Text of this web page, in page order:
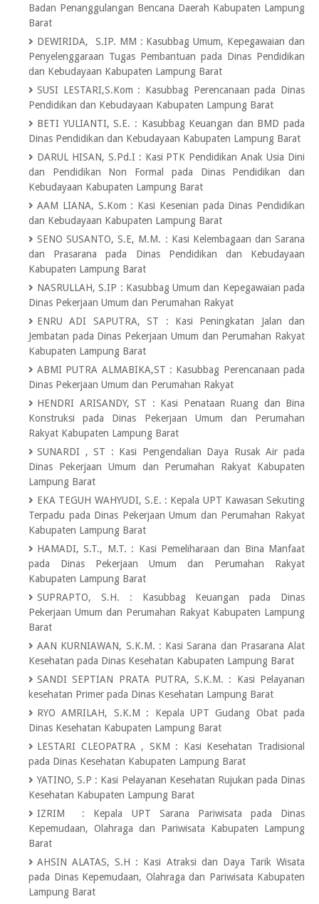
Badan Penanggulangan Bencana Daerah Kabupaten Lampung
Barat
DEWIRIDA, S.IP. MM : Kasubbag Umum, Kepegawaian dan
Penyelenggaraan Tugas Pembantuan pada Dinas Pendidikan
dan Kebudayaan Kabupaten Lampung Barat
SUSI LESTARI,S.Kom : Kasubbag Perencanaan pada Dinas
Pendidikan dan Kebudayaan Kabupaten Lampung Barat
BETI YULIANTI, S.E. : Kasubbag Keuangan dan BMD pada
Dinas Pendidikan dan Kebudayaan Kabupaten Lampung Barat
DARUL HISAN, S.Pd.I : Kasi PTK Pendidikan Anak Usia Dini
dan Pendidikan Non Formal pada Dinas Pendidikan dan
Kebudayaan Kabupaten Lampung Barat
AAM LIANA, S.Kom : Kasi Kesenian pada Dinas Pendidikan
dan Kebudayaan Kabupaten Lampung Barat
SENO SUSANTO, S.E, M.M. : Kasi Kelembagaan dan Sarana
dan Prasarana pada Dinas Pendidikan dan Kebudayaan
Kabupaten Lampung Barat
NASRULLAH, S.IP : Kasubbag Umum dan Kepegawaian pada
Dinas Pekerjaan Umum dan Perumahan Rakyat
ENRU ADI SAPUTRA, ST
:
Kasi Peningkatan Jalan dan
Jembatan pada Dinas Pekerjaan Umum dan Perumahan Rakyat
Kabupaten Lampung Barat
ABMI PUTRA ALMABIKA,ST : Kasubbag Perencanaan pada
Dinas Pekerjaan Umum dan Perumahan Rakyat
HENDRI ARISANDY, ST
: Kasi Penataan Ruang dan Bina
Konstruksi pada Dinas Pekerjaan Umum dan Perumahan
Rakyat Kabupaten Lampung Barat
SUNARDI , ST
: Kasi Pengendalian Daya Rusak Air pada
Dinas Pekerjaan Umum dan Perumahan Rakyat Kabupaten
Lampung Barat
EKA TEGUH WAHYUDI, S.E. : Kepala UPT Kawasan Sekuting
Terpadu pada Dinas Pekerjaan Umum dan Perumahan Rakyat
Kabupaten Lampung Barat
HAMADI, S.T., M.T. : Kasi Pemeliharaan dan Bina Manfaat
pada Dinas Pekerjaan Umum dan Perumahan Rakyat
Kabupaten Lampung Barat
SUPRAPTO, S.H.
:
Kasubbag Keuangan pada Dinas
Pekerjaan Umum dan Perumahan Rakyat Kabupaten Lampung
Barat
AAN KURNIAWAN, S.K.M. : Kasi Sarana dan Prasarana Alat
Kesehatan pada Dinas Kesehatan Kabupaten Lampung Barat
SANDI SEPTIAN PRATA PUTRA, S.K.M. :
Kasi Pelayanan
kesehatan Primer pada Dinas Kesehatan Lampung Barat
RYO AMRILAH, S.K.M
:
Kepala UPT Gudang Obat pada
Dinas Kesehatan Kabupaten Lampung Barat
LESTARI CLEOPATRA , SKM :
Kasi Kesehatan Tradisional
pada Dinas Kesehatan Kabupaten Lampung Barat
YATINO, S.P : Kasi Pelayanan Kesehatan Rujukan pada Dinas
Kesehatan Kabupaten Lampung Barat
IZRIM
:
Kepala UPT Sarana Pariwisata pada Dinas
Kepemudaan, Olahraga dan Pariwisata Kabupaten Lampung
Barat
AHSIN ALATAS, S.H : Kasi Atraksi dan Daya Tarik Wisata
pada Dinas Kepemudaan, Olahraga dan Pariwisata Kabupaten
Lampung Barat